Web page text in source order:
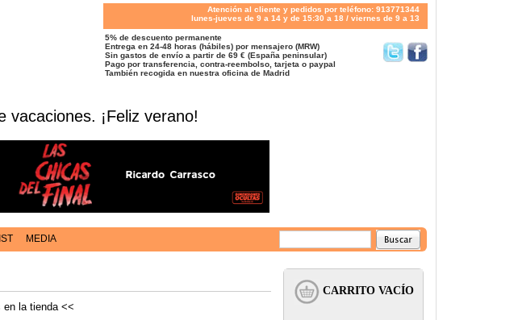
Atención al cliente y pedidos por teléfono: 913771344
lunes-jueves de 9 a 14 y de 15:30 a 18 / viernes de 9 a 13
5% de descuento permanente
Entrega en 24-48 horas (hábiles) por mensajero (MRW)
Sin gastos de envío a partir de 69 € (España peninsular)
Pago por transferencia, contra-reembolso, tarjeta o paypal
También recogida en nuestra oficina de Madrid
vacaciones. ¡Feliz verano!
MEDIA
la tienda <<